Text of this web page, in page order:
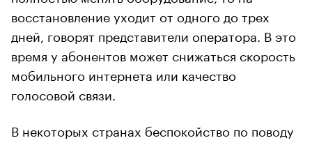
восстановление уходит от одного до трех
дней, говорят представители оператора. В это
время у абонентов может снижаться скорость
мобильного интернета или качество
голосовой связи.
В некоторых странах беспокойство по поводу